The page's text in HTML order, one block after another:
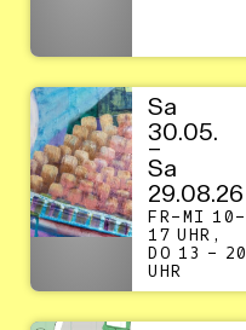
Sa
30.05.
–
Sa
29.08.26
FR–MI 10–
17 UHR,
DO 13 – 20
UHR